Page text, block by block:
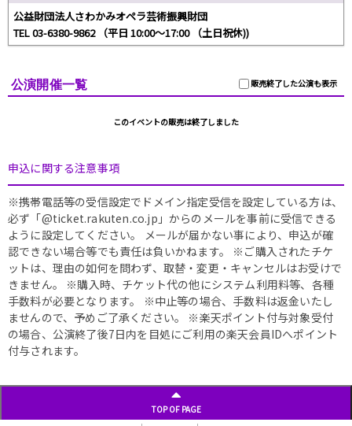
公益財団法人さわかみオペラ芸術振興財団
TEL 03-6380-9862 （平日 10:00～17:00 （土日祝休))
販売終了した公演も表示
公演開催一覧
このイベントの販売は終了しました
申込に関する注意事項
※携帯電話等の受信設定でドメイン指定受信を設定している方は、
必ず「@ticket.rakuten.co.jp」からのメールを事前に受信できる
ように設定してください。 メールが届かない事により、申込が確
認できない場合等でも責任は負いかねます。 ※ご購入されたチケ
ットは、理由の如何を問わず、取替・変更・キャンセルはお受けで
きません。 ※購入時、チケット代の他にシステム利用料等、各種
手数料が必要となります。 ※中止等の場合、手数料は返金いたし
ませんので、予めご了承ください。 ※楽天ポイント付与対象受付
の場合、公演終了後7日内を目処にご利用の楽天会員IDへポイント
付与されます。
TOP OF PAGE